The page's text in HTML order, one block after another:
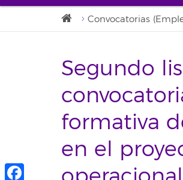
Convocatorias
Segundo
formativa
en el